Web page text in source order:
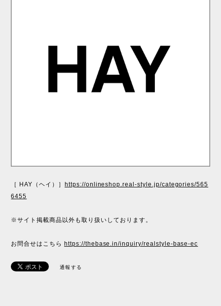
［ HAY（ヘイ）］
https://onlineshop.real-style.jp/categories/565
6455
※サイト掲載商品以外も取り扱いしております。
お問合せはこちら https://thebase.in/inquiry/realstyle-base-ec
通報する